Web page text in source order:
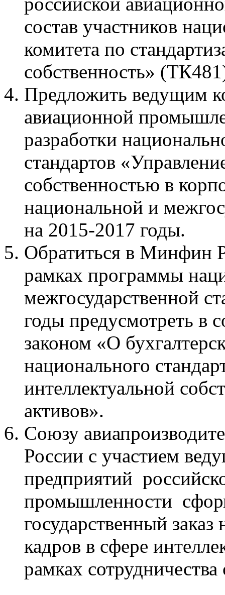
состав участников
комитета по
собственность»
Предложить ведущим
авиационной
разработки
стандартов
собственностью в
национальной и
на 2015-2017 годы.
Обратиться в Минфин
рамках программы
межгосударственной
годы предусмотреть в
законом «О
национального
интеллектуальной
активов».
Союзу
России с участием
предприятий
промышленности
государственный заказ
кадров в сфере
рамках